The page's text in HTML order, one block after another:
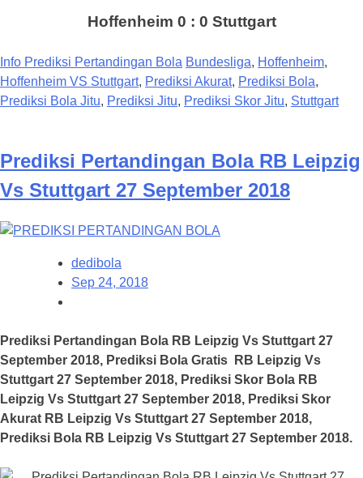
Hoffenheim 0 : 0 Stuttgart
Info Prediksi Pertandingan Bola Bundesliga, Hoffenheim,
Hoffenheim VS Stuttgart, Prediksi Akurat, Prediksi Bola,
Prediksi Bola Jitu, Prediksi Jitu, Prediksi Skor Jitu, Stuttgart
Prediksi Pertandingan Bola RB Leipzig
Vs Stuttgart 27 September 2018
dedibola
Sep 24, 2018
Prediksi Pertandingan Bola RB Leipzig Vs Stuttgart 27
September 2018, Prediksi Bola Gratis RB Leipzig Vs
Stuttgart 27 September 2018, Prediksi Skor Bola RB
Leipzig Vs Stuttgart 27 September 2018, Prediksi Skor
Akurat RB Leipzig Vs Stuttgart 27 September 2018,
Prediksi Bola RB Leipzig Vs Stuttgart 27 September 2018.